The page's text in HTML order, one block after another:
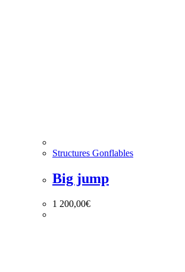
Structures Gonflables
Big jump
1 200,00€